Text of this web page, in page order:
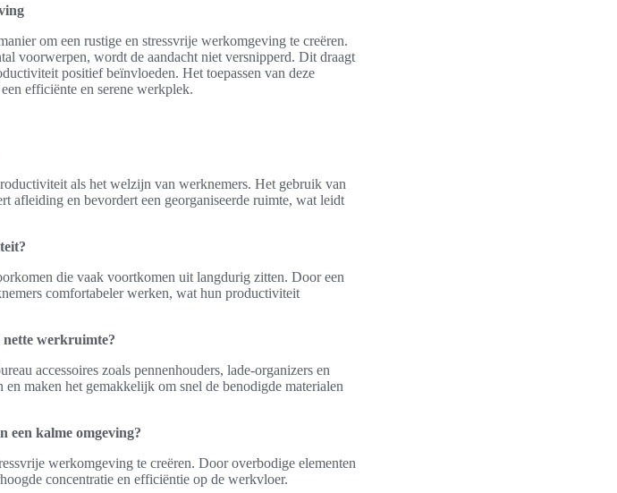
om een rustige en stressvrije werkomgeving te creëren.
voorwerpen, wordt de aandacht niet versnipperd. Dit draagt
positief beïnvloeden. Het toepassen van deze
efficiënte en serene werkplek.
als het welzijn van werknemers. Het gebruik van
afleiding en bevordert een georganiseerde ruimte, wat leidt
die vaak voortkomen uit langdurig zitten. Door een
comfortabeler werken, wat hun productiviteit
nette werkruimte?
accessoires zoals pennenhouders, lade-organizers en
maken het gemakkelijk om snel de benodigde materialen
een kalme omgeving?
werkomgeving te creëren. Door overbodige elementen
concentratie en efficiëntie op de werkvloer.